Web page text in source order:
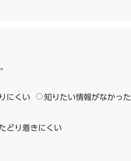
にくい 知りたい情報がなかった
どり着きにくい